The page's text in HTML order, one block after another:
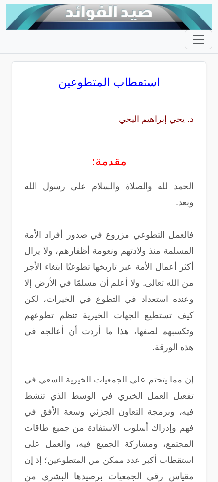
استقطاب المتطوعين
د. يحي إبراهيم اليحي
مقدمة:
الحمد لله والصلاة والسلام على رسول الله
وبعد:
فالعمل التطوعي مزروع في صدور أفراد الأمة
المسلمة منذ ولادتهم ونعومة أظفارهم، ولا يزال
أكثر أعمال الأمة عبر تاريخها تطوعيًا ابتغاء الأجر
من الله تعالى. ولا أعلم أن مسلمًا في الأرض إلا
وعنده استعداد في التطوع في الخيرات، لكن
كيف تستطيع الجهات الخيرية تنظم تطوعهم
وتكسبهم لصفها، هذا ما أردت أن أعالجه في
هذه الورقة.
إن مما يتحتم على الجمعيات الخيرية السعي في
تفعيل العمل الخيري في الوسط الذي تنشط
فيه، وبرمجة التعاون الجزئي وسعة الأفق في
فهم وإدراك أسلوب الاستفادة من جميع طاقات
المجتمع، ومشاركة الجميع فيه، والعمل على
استقطاب أكبر عدد ممكن من المتطوعين؛ إذ إن
مقياس رقي الجمعيات برصيدها البشري من